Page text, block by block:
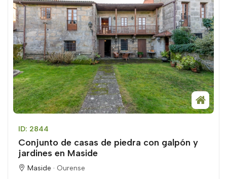
ID: 2844
Conjunto de casas de piedra con galpón y
jardines en Maside
Maside · Ourense